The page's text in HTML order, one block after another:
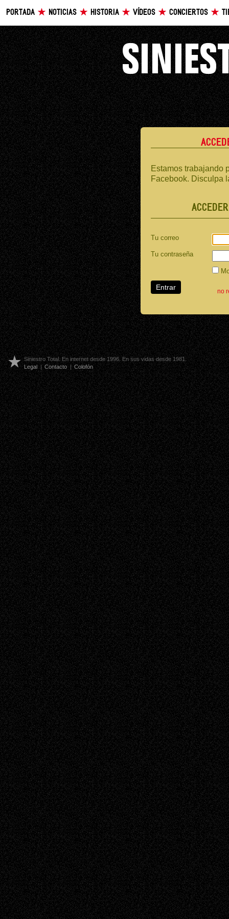
PORTADA NOTICIAS HISTORIA VÍDEOS CONCIERTOS
Estamos trabajando
Facebook. Disculpa
Tu correo
Tu contraseña
no
Siniestro Total. En internet desde 1996. En sus vidas desde 1981.
Legal | Contacto | Colofón